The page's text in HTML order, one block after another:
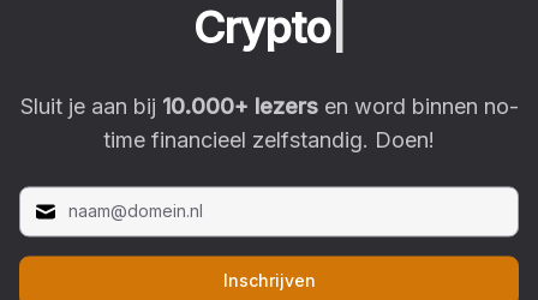
Crypto
Sluit je aan bij 10.000+ lezersen word binnen no-
time financieel zelfstandig. Doen!
Inschrijven